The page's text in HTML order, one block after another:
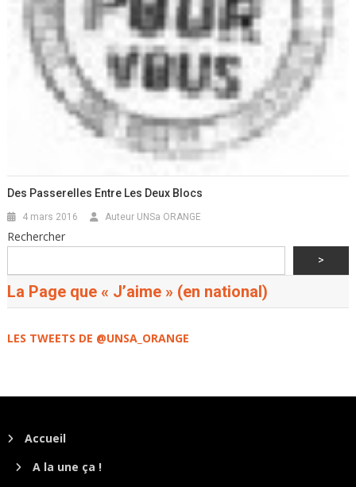
Des Passerelles Entre Les Deux Blocs
4 mars 2016 Auteur UNSa ORANGE
Rechercher
>
La Page que « J’aime » (en national)
LES TWEETS DE @UNSA_ORANGE
Accueil
A la une ça !